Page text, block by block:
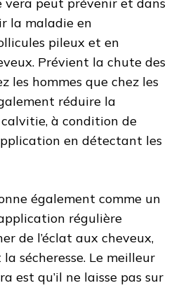
la maladie en
pileux et en
Prévient la chute des
les hommes que chez les
réduire la
à condition de
en détectant les
également comme un
régulière
de l’éclat aux cheveux,
sécheresse. Le meilleur
est qu’il ne laisse pas sur